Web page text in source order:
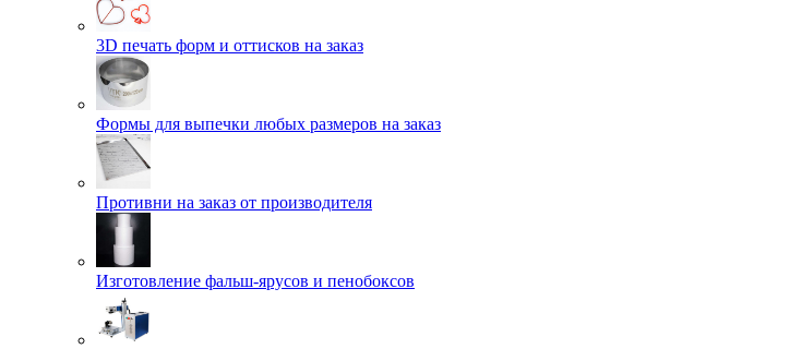
3D печать форм и оттисков на заказ
Формы для выпечки любых размеров на заказ
Противни на заказ от производителя
Изготовление фальш-ярусов и пенобоксов